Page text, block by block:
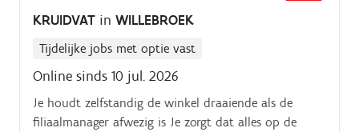
KRUIDVAT in WILLEBROEK
Tijdelijke jobs met optie vast
Online sinds 10 jul. 2026
Je houdt zelfstandig de winkel draaiende als de
filiaalmanager afwezig is Je zorgt dat alles op de